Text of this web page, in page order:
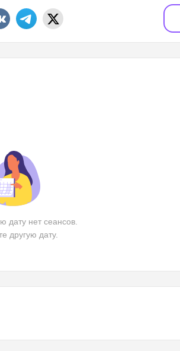
дату нет сеансов.
другую дату.